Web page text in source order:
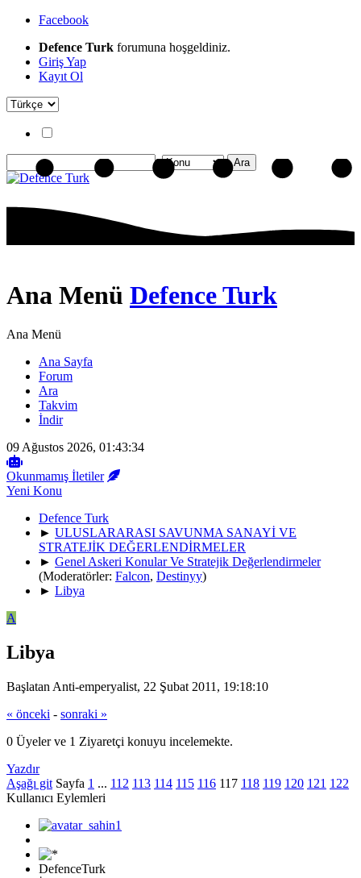
Facebook
Defence Turk forumuna hoşgeldiniz.
Giriş Yap
Kayıt Ol
Ana Menü Defence Turk
Ana Menü
Ana Sayfa
Forum
Ara
Takvim
İndir
09 Ağustos 2026, 01:43:34
Okunmamış İletiler
Yeni Konu
Defence Turk
► ULUSLARARASI SAVUNMA SANAYİ VE
STRATEJİK DEĞERLENDİRMELER
► Genel Askeri Konular Ve Stratejik Değerlendirmeler
(Moderatörler: Falcon, Destinyy)
► Libya
A
Libya
Başlatan Anti-emperyalist, 22 Şubat 2011, 19:18:10
« önceki - sonraki »
0 Üyeler ve 1 Ziyaretçi konuyu incelemekte.
Yazdır
Aşağı git Sayfa 1 ... 112 113 114 115 116 117 118 119 120 121 122
Kullanıcı Eylemleri
DefenceTurk